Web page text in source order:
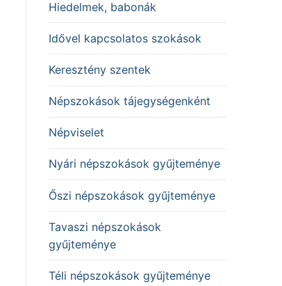
Hiedelmek, babonák
Idővel kapcsolatos szokások
Keresztény szentek
Népszokások tájegységenként
Népviselet
Nyári népszokások gyűjteménye
Őszi népszokások gyűjteménye
Tavaszi népszokások
gyűjteménye
Téli népszokások gyűjteménye